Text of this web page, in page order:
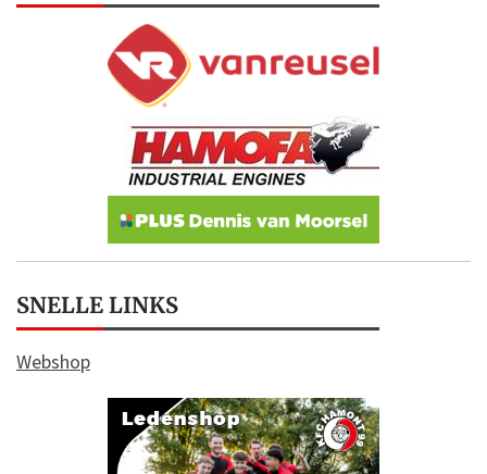
SNELLE LINKS
Webshop